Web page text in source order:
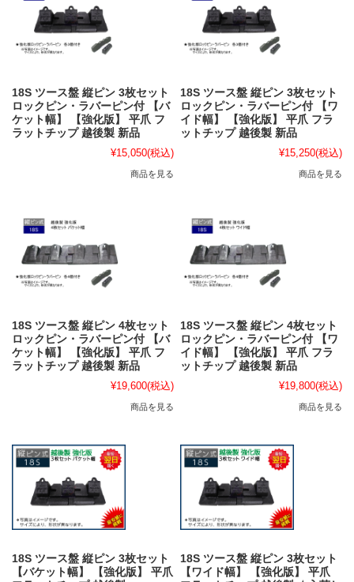
18S ツース盤 縦ピン 3枚セット
ロックピン・ラバーピン付 【バ
ケット幅】 【強化版】 平爪 フ
ラットチップ 越後製 新品
¥15,050(税込)
商品を見る
18S ツース盤 縦ピン 3枚セット
ロックピン・ラバーピン付 【ワ
イド幅】 【強化版】 平爪 フラ
ットチップ 越後製 新品
¥15,250(税込)
商品を見る
18S ツース盤 縦ピン 4枚セット
ロックピン・ラバーピン付 【バ
ケット幅】 【強化版】 平爪 フ
ラットチップ 越後製 新品
¥19,600(税込)
商品を見る
18S ツース盤 縦ピン 4枚セット
ロックピン・ラバーピン付 【ワ
イド幅】 【強化版】 平爪 フラ
ットチップ 越後製 新品
¥19,800(税込)
商品を見る
18S ツース盤 縦ピン 3枚セット
【バケット幅】 【強化版】 平爪
18S ツース盤 縦ピン 3枚セット
【ワイド幅】 【強化版】 平爪